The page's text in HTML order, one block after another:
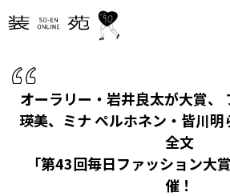
オーラリー・岩井良太が大賞、
瑛美、ミナ ペルホネン・皆川明
全文
「第43回毎日ファッション大
催！